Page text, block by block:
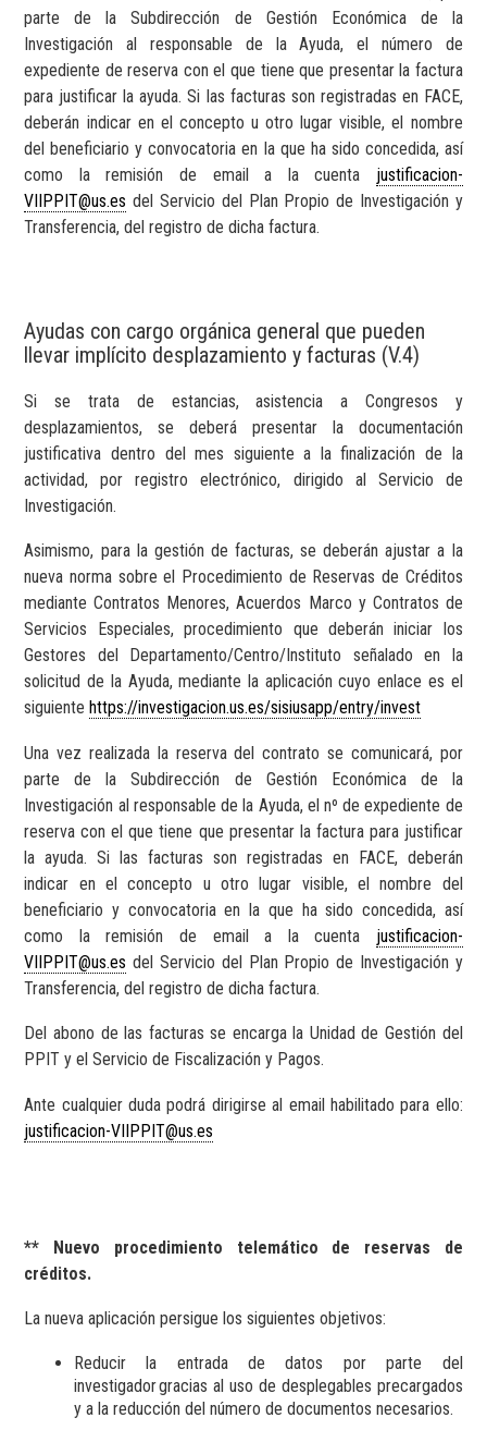
parte de la Subdirección de Gestión Económica de la
Investigación al responsable de la Ayuda, el número de
expediente de reserva con el que tiene que presentar la factura
para justificar la ayuda. Si las facturas son registradas en FACE,
deberán indicar en el concepto u otro lugar visible, el nombre
del beneficiario y convocatoria en la que ha sido concedida, así
como la remisión de email a la cuenta justificacion-
VIIPPIT@us.es del Servicio del Plan Propio de Investigación y
Transferencia, del registro de dicha factura.
Ayudas con cargo orgánica general que pueden
llevar implícito desplazamiento y facturas (V.4)
Si se trata de estancias, asistencia a Congresos y
desplazamientos, se deberá presentar la documentación
justificativa dentro del mes siguiente a la finalización de la
actividad, por registro electrónico, dirigido al Servicio de
Investigación.
Asimismo, para la gestión de facturas, se deberán ajustar a la
nueva norma sobre el Procedimiento de Reservas de Créditos
mediante Contratos Menores, Acuerdos Marco y Contratos de
Servicios Especiales, procedimiento que deberán iniciar los
Gestores del Departamento/Centro/Instituto señalado en la
solicitud de la Ayuda, mediante la aplicación cuyo enlace es el
siguiente https://investigacion.us.es/sisiusapp/entry/invest
Una vez realizada la reserva del contrato se comunicará, por
parte de la Subdirección de Gestión Económica de la
Investigación al responsable de la Ayuda, el nº de expediente de
reserva con el que tiene que presentar la factura para justificar
la ayuda. Si las facturas son registradas en FACE, deberán
indicar en el concepto u otro lugar visible, el nombre del
beneficiario y convocatoria en la que ha sido concedida, así
como la remisión de email a la cuenta justificacion-
VIIPPIT@us.es del Servicio del Plan Propio de Investigación y
Transferencia, del registro de dicha factura.
Del abono de las facturas se encarga la Unidad de Gestión del
PPIT y el Servicio de Fiscalización y Pagos.
Ante cualquier duda podrá dirigirse al email habilitado para ello:
justificacion-VIIPPIT@us.es
** Nuevo procedimiento telemático de reservas de
créditos.
La nueva aplicación persigue los siguientes objetivos:
Reducir la entrada de datos por parte del
investigador gracias al uso de desplegables precargados
y a la reducción del número de documentos necesarios.